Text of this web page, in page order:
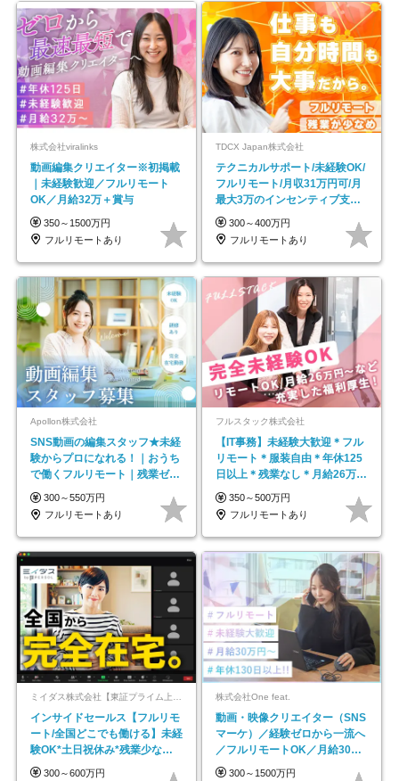
株式会社viralinks
動画編集クリエイター※初掲載
｜未経験歓迎／フルリモート
OK／月給32万＋賞与
350～1500万円
フルリモートあり
TDCX Japan株式会社
テクニカルサポート/未経験OK/
フルリモート/月収31万円可/月
最大3万のインセンティブ支給/
平均年齢33歳
300～400万円
フルリモートあり
Apollon株式会社
SNS動画の編集スタッフ★未経
験からプロになれる！｜おうち
で働くフルリモート｜残業ゼロ
で18時退勤◎
300～550万円
フルリモートあり
フルスタック株式会社
【IT事務】未経験大歓迎＊フル
リモート＊服装自由＊年休125
日以上＊残業なし＊月給26万円
以上
350～500万円
フルリモートあり
インサイドセールス【フルリモ
ート/全国どこでも働ける】未経
験OK*土日祝休み*残業少なめ*
在宅勤務手当あり
300～600万円
株式会社One feat.
動画・映像クリエイター（SNS
マーケ）／経験ゼロから一流へ
／フルリモートOK／月給30万
円～／年休130日以上
300～1500万円